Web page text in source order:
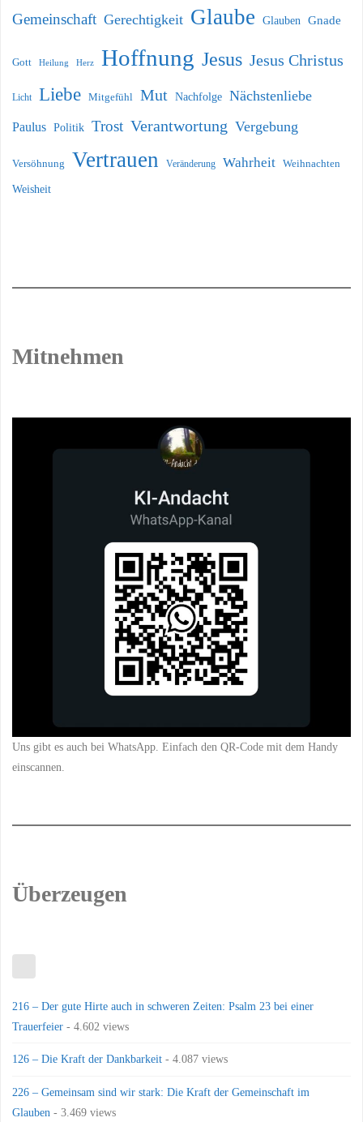
Gemeinschaft Gerechtigkeit Glaube Glauben Gnade
Gott Heilung Herz Hoffnung Jesus Jesus Christus
Licht Liebe Mitgefühl Mut Nachfolge Nächstenliebe
Paulus Politik Trost Verantwortung Vergebung
Versöhnung Vertrauen Veränderung Wahrheit Weihnachten
Weisheit
Mitnehmen
Uns gibt es auch bei WhatsApp. Einfach den QR-Code mit dem Handy
einscannen.
Überzeugen
216 – Der gute Hirte auch in schweren Zeiten: Psalm 23 bei einer
Trauerfeier - 4.602 views
126 – Die Kraft der Dankbarkeit - 4.087 views
226 – Gemeinsam sind wir stark: Die Kraft der Gemeinschaft im
Glauben - 3.469 views